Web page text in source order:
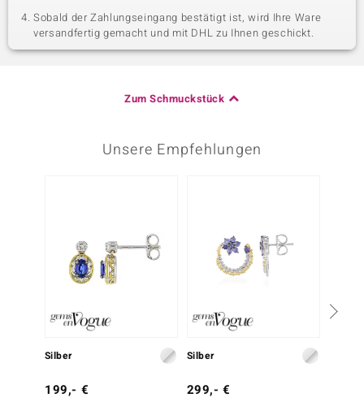
Sobald der Zahlungseingang bestätigt ist, wird Ihre Ware
versandfertig gemacht und mit DHL zu Ihnen geschickt.
Zum Schmuckstück
Unsere Empfehlungen
Silber
199,- €
Silber
299,- €